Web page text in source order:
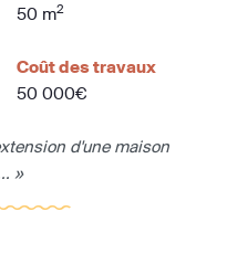
50 m2
Coût des travaux
50 000€
d'une maison
»